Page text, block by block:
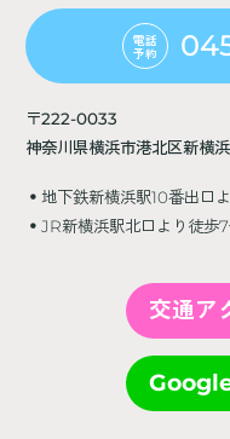
電話
予約
〒222-0033
神奈川県横浜市港北区新横
地下鉄新横浜駅10番出口
JR新横浜駅北口より徒歩
交通ア